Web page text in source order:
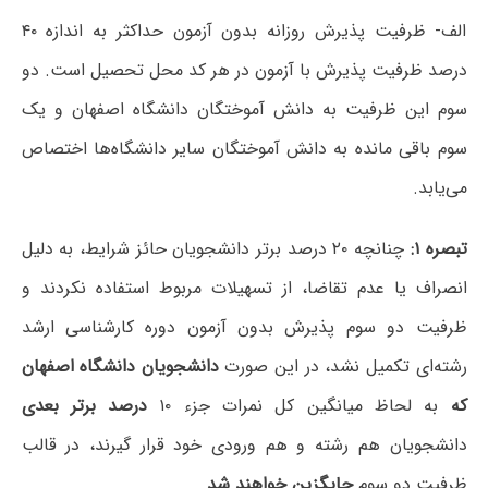
الف- ظرفیت پذیرش روزانه بدون آزمون حداکثر به اندازه ۴۰
درصد ظرفیت پذیرش با آزمون در هر کد محل تحصیل است. دو
سوم این ظرفیت به دانش آموختگان دانشگاه اصفهان و یک
سوم باقی مانده به دانش آموختگان سایر دانشگاه‌ها اختصاص
می‌یابد.
تبصره ۱:
چنانچه ۲۰ درصد برتر دانشجویان حائز شرایط، به دلیل
انصراف یا عدم تقاضا، از تسهیلات مربوط استفاده نکردند و
ظرفیت دو سوم پذیرش بدون آزمون دوره کارشناسی ارشد
رشته‌ای تکمیل نشد، در این صورتدانشجویان دانشگاه اصفهان
که به لحاظ میانگین کل نمرات جزء ۱۰
درصد برتر بعدی
دانشجویان هم رشته و هم ورودی خود قرار گیرند، در قالب